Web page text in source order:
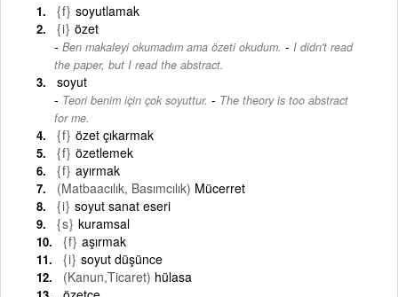
{f} soyutlamak
{i} özet
Ben makaleyi okumadım ama özeti okudum. - I didn't read
the paper, but I read the abstract.
soyut
Teori benim için çok soyuttur. - The theory is too abstract
for me.
{f} özet çıkarmak
{f} özetlemek
{f} ayırmak
(Matbaacılık, Basımcılık) Mücerret
{i} soyut sanat eseri
{s} kuramsal
{f} aşırmak
{i} soyut düşünce
(Kanun,Ticaret) hülasa